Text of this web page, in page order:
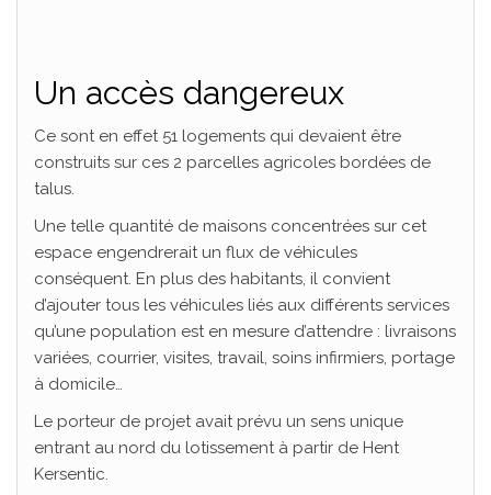
Un accès dangereux
Ce sont en effet 51 logements qui devaient être
construits sur ces 2 parcelles agricoles bordées de
talus.
Une telle quantité de maisons concentrées sur cet
espace engendrerait un flux de véhicules
conséquent. En plus des habitants, il convient
d’ajouter tous les véhicules liés aux différents services
qu’une population est en mesure d’attendre : livraisons
variées, courrier, visites, travail, soins infirmiers, portage
à domicile…
Le porteur de projet avait prévu un sens unique
entrant au nord du lotissement à partir de Hent
Kersentic.